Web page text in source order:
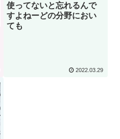
使ってないと忘れるんで
すよねーどの分野におい
ても
2022.03.29